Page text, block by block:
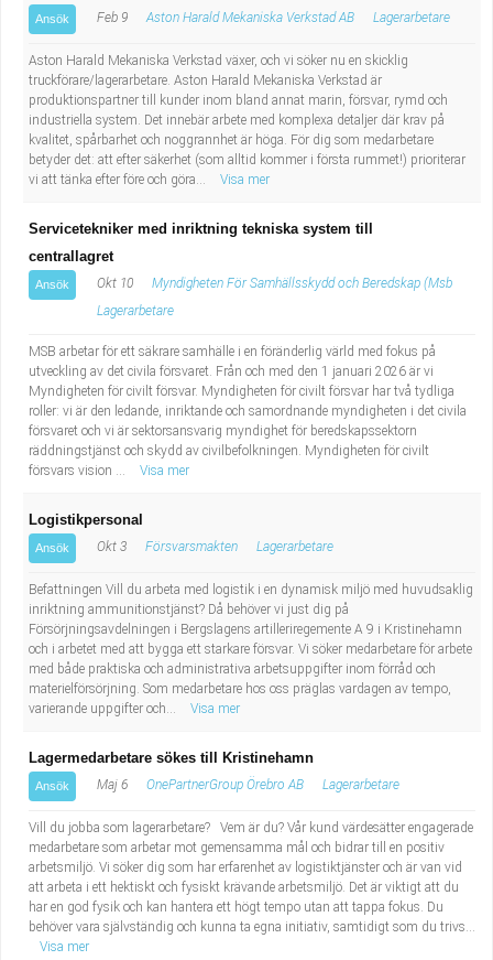
Sanering och renhållning
Socialt arbete
Säkerhetsarbete
Tekniskt arbete
Transport
Lastbilsförare m.fl.
Fastighetsskötare
Informatör/Kommunikatör
Brevbärare
Sjuksköterska, grundutbildad
Kock, storhushåll
Undersköterska, vård- o specialavd. o mottagning
Bibliotekarie
Administrativ assistent
Lärare i gymnasiet
Ansök Feb 9 Aston Harald Mekaniska Verkstad AB Lagerarbetare
Aston Harald Mekaniska Verkstad växer, och vi söker nu en skicklig
truckförare/lagerarbetare. Aston Harald Mekaniska Verkstad är
produktionspartner till kunder inom bland annat marin, försvar, rymd och
industriella system. Det innebär arbete med komplexa detaljer där krav på
kvalitet, spårbarhet och noggrannhet är höga. För dig som medarbetare
betyder det: att efter säkerhet (som alltid kommer i första rummet!) prioriterar
vi att tänka efter före och göra...
Visa mer
Servicetekniker med inriktning tekniska system till
centrallagret
Ansök Okt 10
Myndigheten För Samhällsskydd och Beredskap (Msb
Lagerarbetare
MSB arbetar för ett säkrare samhälle i en föränderlig värld med fokus på
utveckling av det civila försvaret. Från och med den 1 januari 2026 är vi
Myndigheten för civilt försvar. Myndigheten för civilt försvar har två tydliga
roller: vi är den ledande, inriktande och samordnande myndigheten i det civila
försvaret och vi är sektorsansvarig myndighet för beredskapssektorn
räddningstjänst och skydd av civilbefolkningen. Myndigheten för civilt
försvars vision ...
Visa mer
Logistikpersonal
Ansök Okt 3 Försvarsmakten Lagerarbetare
Befattningen Vill du arbeta med logistik i en dynamisk miljö med huvudsaklig
inriktning ammunitionstjänst? Då behöver vi just dig på
Försörjningsavdelningen i Bergslagens artilleriregemente A 9 i Kristinehamn
och i arbetet med att bygga ett starkare försvar. Vi söker medarbetare för arbete
med både praktiska och administrativa arbetsuppgifter inom förråd och
materielförsörjning. Som medarbetare hos oss präglas vardagen av tempo,
varierande uppgifter och...
Visa mer
Lagermedarbetare sökes till Kristinehamn
Ansök Maj 6 OnePartnerGroup Örebro AB Lagerarbetare
Vill du jobba som lagerarbetare? Vem är du? Vår kund värdesätter engagerade
medarbetare som arbetar mot gemensamma mål och bidrar till en positiv
arbetsmiljö. Vi söker dig som har erfarenhet av logistiktjänster och är van vid
att arbeta i ett hektiskt och fysiskt krävande arbetsmiljö. Det är viktigt att du
har en god fysik och kan hantera ett högt tempo utan att tappa fokus. Du
behöver vara självständig och kunna ta egna initiativ, samtidigt som du trivs...
Visa mer